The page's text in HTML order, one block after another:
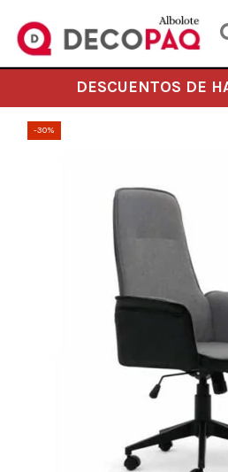
DESCUENTOS DE
-30%